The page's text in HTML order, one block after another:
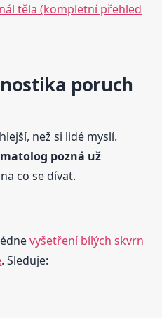
těla (kompletní přehled
poruch
než si lidé myslí.
pozná už
co se dívat.
vyšetření bílých skvrn
. Sleduje: